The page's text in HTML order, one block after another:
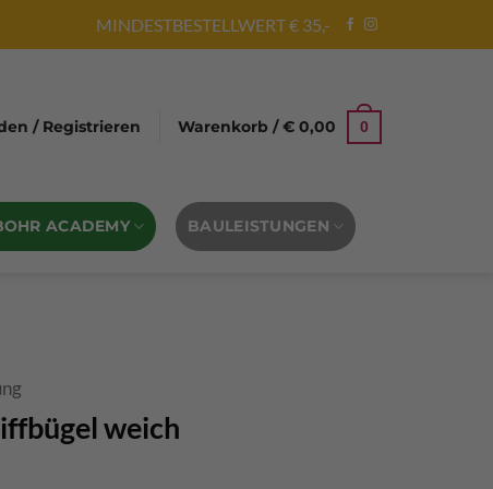
MINDESTBESTELLWERT € 35,-
/ Registrieren Warenkorb /€ 0,00 0
ACADEMY BAULEISTUNGEN
weich